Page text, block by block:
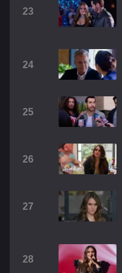
23
24
25
26
27
28